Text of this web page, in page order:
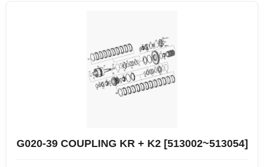
G020-39 COUPLING KR + K2 [513002~513054]